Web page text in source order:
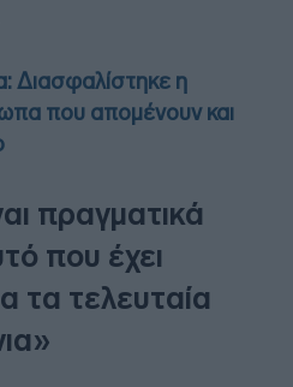
Διασφαλίστηκε η
που απομένουν και
πραγματικά
που έχει
τα τελευταία